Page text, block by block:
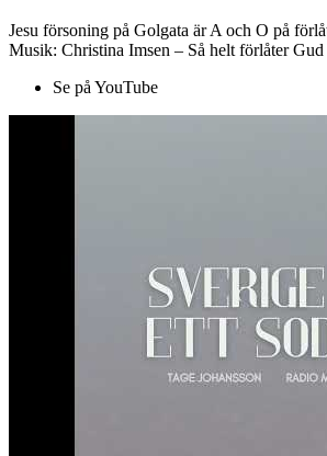
Jesu försoning på Golgata är A och O på
Musik: Christina Imsen – Så helt förlåter Gud
Se på YouTube